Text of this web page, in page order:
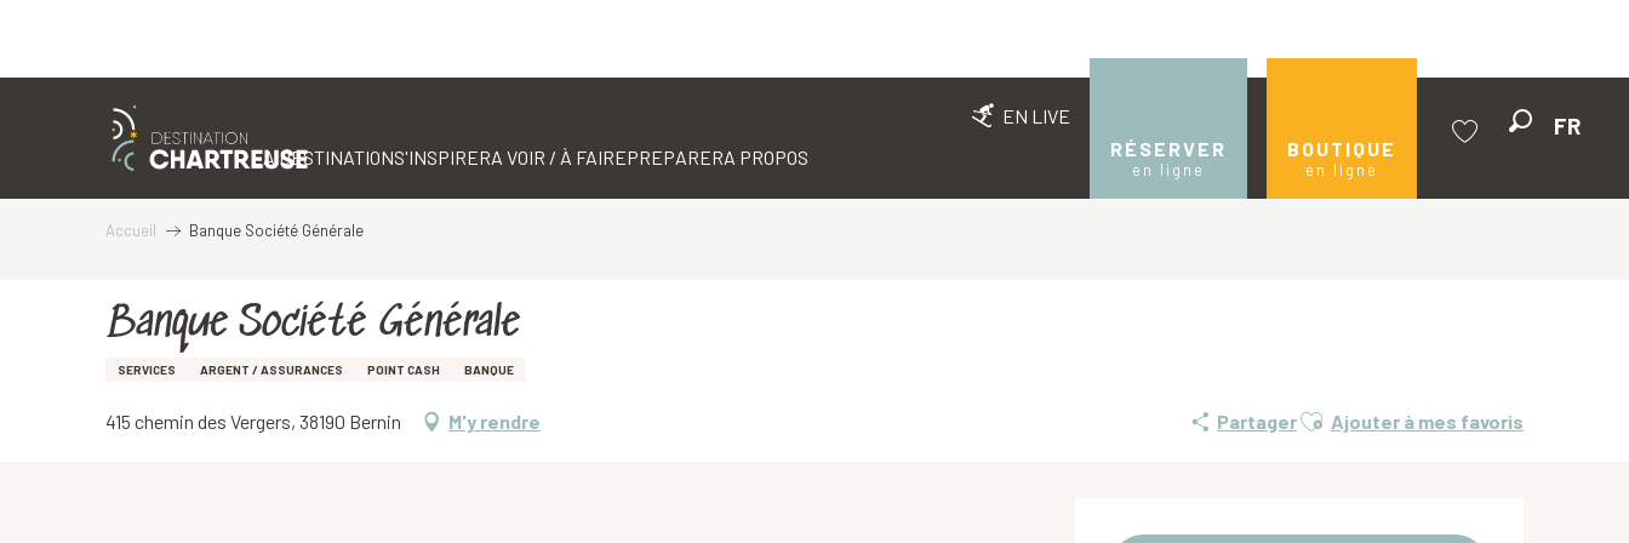
EN LIVE
RÉSERVER
en ligne
BOUTIQUE
en ligne
FR
LA DESTINATIONS'INSPIRERA VOIR / À FAIREPREPARERA PROPOS
Accueil Banque Société Générale
Banque Société Générale
SERVICES ARGENT / ASSURANCES POINT CASH BANQUE
415 chemin des Vergers, 38190 Bernin M'y rendre PartagerAjouter aux favoris
Ajouter à mes favoris